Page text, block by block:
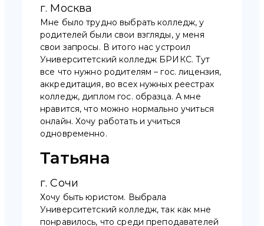
г. Москва
Мне было трудно выбрать колледж, у
родителей были свои взгляды, у меня
свои запросы. В итого нас устроил
Университетский колледж БРИКС. Тут
все что нужно родителям – гос. лицензия,
аккредитация, во всех нужных реестрах
колледж, диплом гос. образца. А мне
нравится, что можно нормально учиться
онлайн. Хочу работать и учиться
одновременно.
Татьяна
г. Сочи
Хочу быть юристом. Выбрала
Университетский колледж, так как мне
понравилось, что среди преподавателей